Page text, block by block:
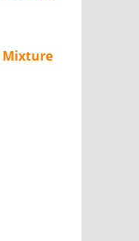
Mixture